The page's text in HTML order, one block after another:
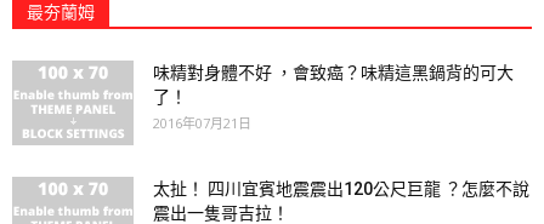
最夯蘭姆
味精對身體不好 ，會致癌？味精這黑鍋背的可大
了！
2016年07月21日
太扯！ 四川宜賓地震震出120公尺巨龍 ？怎麼不說
震出一隻哥吉拉！